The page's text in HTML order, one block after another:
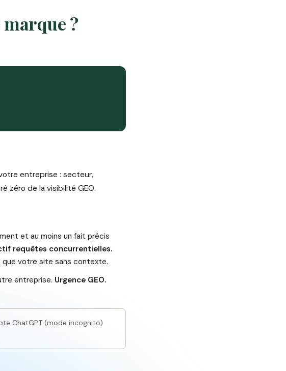
?
entreprise : secteur,
zéro de la visibilité GEO.
et au moins un fait précis
requêtes concurrentielles.
que votre site sans contexte.
entreprise. Urgence GEO.
ChatGPT (mode incognito)